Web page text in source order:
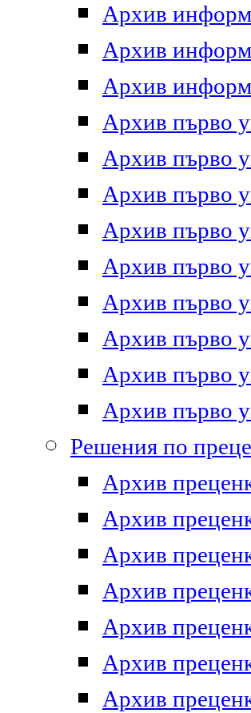
Архив
Архив
Архив
Архив първо
Архив първо
Архив първо
Архив първо
Архив първо
Архив първо
Архив първо
Архив първо
Архив първо
Решения по
Архив
Архив
Архив
Архив
Архив
Архив
Архив